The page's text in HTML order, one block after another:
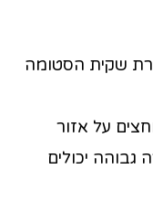
שקית הסטומה
על אזור
גבוהה יכולים